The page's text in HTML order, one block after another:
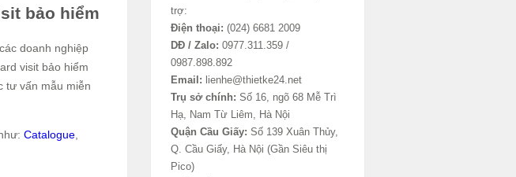
bảo hiểm
doanh nghiệp
visit bảo hiểm
tư vấn mẫu miễn
Catalogue
trợ:
Điện thoại: (024) 6681 2009
DĐ / Zalo: 0977.311.359 /
0987.898.892
Email: lienhe@thietke24.net
Trụ sở chính: Số 16, ngõ 68 Mễ Trì
Hạ, Nam Từ Liêm, Hà Nội
Quận Cầu Giấy: Số 139 Xuân Thủy,
Q. Cầu Giấy, Hà Nội (Gần Siêu thị
Pico)